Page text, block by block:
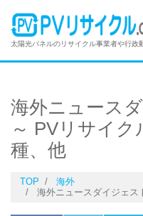
太陽光パネルのリサイクル事業者や行政
海外ニュース
～ PVリサイ
種、他
TOP
海外
海外ニュースダイジェスト